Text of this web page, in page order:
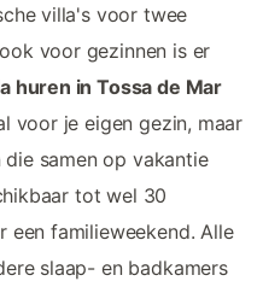
villa's voor twee
voor gezinnen is er
huren in Tossa de Mar
voor je eigen gezin, maar
samen op vakantie
tot wel 30
familieweekend. Alle
slaap- en badkamers